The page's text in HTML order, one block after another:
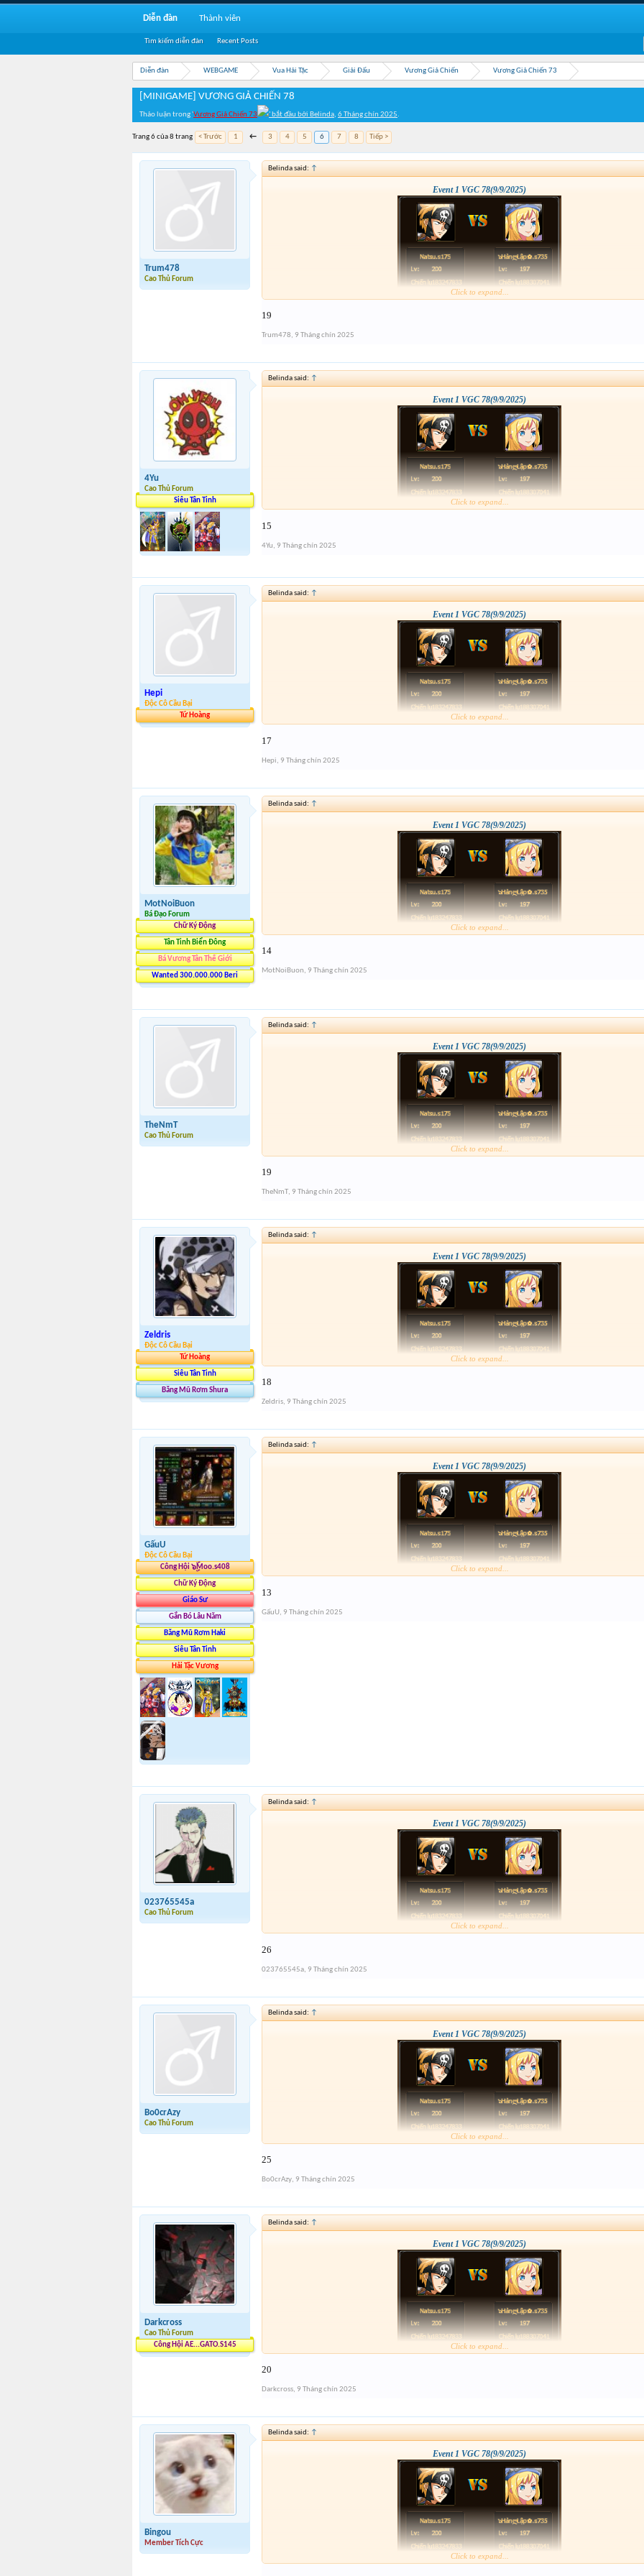
Diễn đàn WEBGAME Vua Hải Tặc Giải Đấu Vương Giả Chiến Vương Giả Chiến 73
[MINIGAME] VƯƠNG GIẢ CHIẾN 78
Thảo luận trong 'Vương Giả Chiến 73 ' bắt đầu bởi Belinda, 6 Tháng chín 2025.
Trang 6 của 8 trang < Trước 1 ← 3 4 5 6 7 8 Tiếp >
Trum478
Cao Thủ Forum
Belinda said: ↑
Event 1 VGC 78(9/9/2025)
Click to expand...
19
Trum478, 9 Tháng chín 2025
4Yu
Cao Thủ Forum
Siêu Tân Tinh
Belinda said: ↑
Event 1 VGC 78(9/9/2025)
Click to expand...
15
4Yu, 9 Tháng chín 2025
Hepi
Độc Cô Cầu Bại
Tứ Hoàng
Belinda said: ↑
Event 1 VGC 78(9/9/2025)
Click to expand...
17
Hepi, 9 Tháng chín 2025
MotNoiBuon
Bá Đạo Forum
Chữ Ký Động
Tân Tinh Biển Đông
Bá Vương Tân Thế Giới
Wanted 300.000.000 Beri
Belinda said: ↑
Event 1 VGC 78(9/9/2025)
Click to expand...
14
MotNoiBuon, 9 Tháng chín 2025
TheNmT
Cao Thủ Forum
Belinda said: ↑
Event 1 VGC 78(9/9/2025)
Click to expand...
19
TheNmT, 9 Tháng chín 2025
Zeldris
Độc Cô Cầu Bại
Tứ Hoàng
Siêu Tân Tinh
Băng Mũ Rơm Shura
Belinda said: ↑
Event 1 VGC 78(9/9/2025)
Click to expand...
18
Zeldris, 9 Tháng chín 2025
GấuU
Độc Cô Cầu Bại
Công Hội ๖ۣۜMoo.s408
Chữ Ký Động
Giáo Sư
Gắn Bó Lâu Năm
Băng Mũ Rơm Haki
Siêu Tân Tinh
Hải Tặc Vương
Belinda said: ↑
Event 1 VGC 78(9/9/2025)
Click to expand...
13
GấuU, 9 Tháng chín 2025
023765545a
Cao Thủ Forum
Belinda said: ↑
Event 1 VGC 78(9/9/2025)
Click to expand...
26
023765545a, 9 Tháng chín 2025
Bo0crAzy
Cao Thủ Forum
Belinda said: ↑
Event 1 VGC 78(9/9/2025)
Click to expand...
25
Bo0crAzy, 9 Tháng chín 2025
Darkcross
Cao Thủ Forum
Công Hội AE...GATO.S145
Belinda said: ↑
Event 1 VGC 78(9/9/2025)
Click to expand...
20
Darkcross, 9 Tháng chín 2025
Bingou
Member Tích Cực
Belinda said: ↑
Event 1 VGC 78(9/9/2025)
Click to expand...
Diễn đàn
Tìm kiếm diễn đàn Recent Posts
Thành viên